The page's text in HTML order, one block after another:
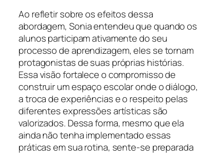
Ao refletir sobre os efeitos dessa
abordagem, Sonia entendeu que quando os
alunos participam ativamente do seu
processo de aprendizagem, eles se tornam
protagonistas de suas próprias histórias.
Essa visão fortalece o compromisso de
construir um espaço escolar onde o diálogo,
a troca de experiências e o respeito pelas
diferentes expressões artísticas são
valorizados. Dessa forma, mesmo que ela
ainda não tenha implementado essas
práticas em sua rotina, sente-se preparada